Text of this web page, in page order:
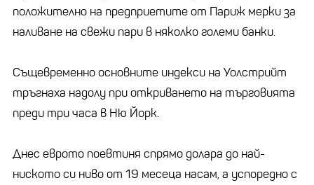
положително на предприетите от Париж мерки за
наливане на свежи пари в няколко големи банки.
Същевременно основните индекси на Уолстрийт
тръгнаха надолу при откриването на търговията
преди три часа в Ню Йорк.
Днес еврото поевтиня спрямо долара до най-
ниското си ниво от 19 месеца насам, а успоредно с